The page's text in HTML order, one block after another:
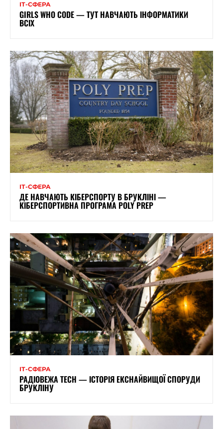
ІТ-СФЕРА
GIRLS WHO CODE — ТУТ НАВЧАЮТЬ ІНФОРМАТИКИ
ВСІХ
ІТ-СФЕРА
ДЕ НАВЧАЮТЬ КІБЕРСПОРТУ В БРУКЛІНІ —
КІБЕРСПОРТИВНА ПРОГРАМА POLY PREP
ІТ-СФЕРА
РАДІОВЕЖА TECH — ІСТОРІЯ ЕКСНАЙВИЩОЇ СПОРУДИ
БРУКЛІНУ